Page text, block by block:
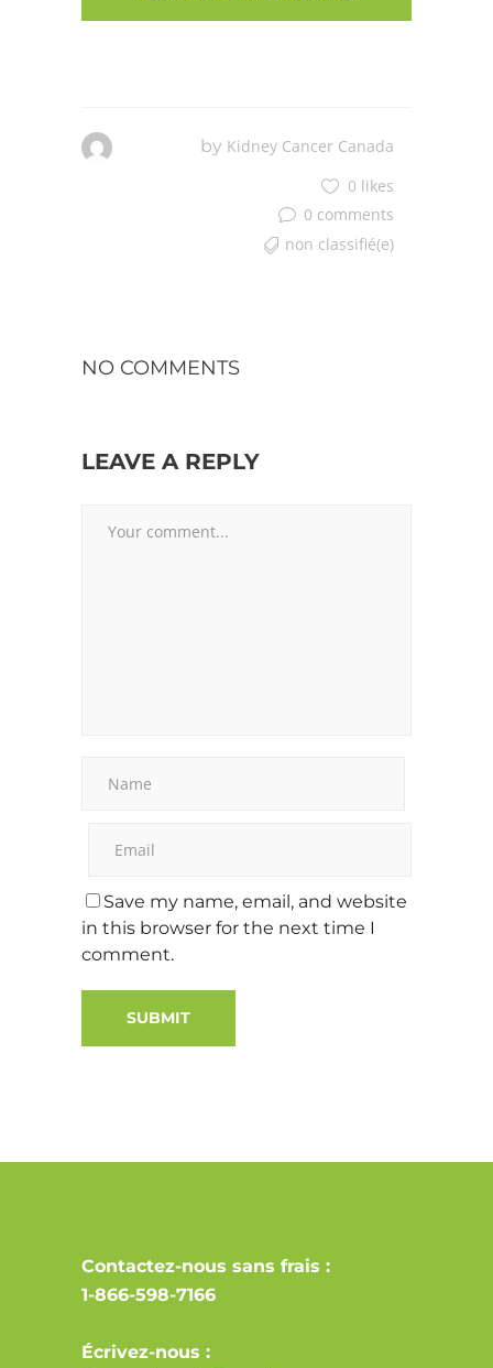
by Kidney Cancer Canada
0 likes
0 comments
non classifié(e)
NO COMMENTS
LEAVE A REPLY
Save my name, email, and website
in this browser for the next time I
comment.
Contactez-nous sans frais :
1-866-598-7166
Écrivez-nous :